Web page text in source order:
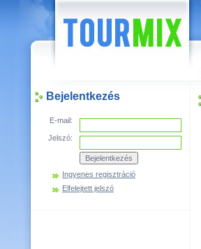
Bejelentkezés
E-mail:
Jelszó:
Ingyenes regisztráció
Elfelejtett jelszó